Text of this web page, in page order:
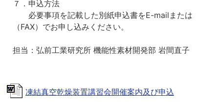
７．申込方法
必要事項を記載した別紙申込書をE-mailまたは
（FAX）でお申し込みください。
担当：弘前工業研究所 機能性素材開発部 岩間直子
凍結真空乾燥装置講習会開催案内及び申込